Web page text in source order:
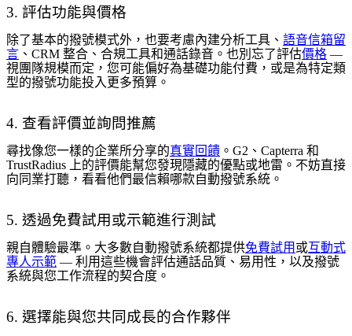
3. 評估功能與價格
除了基本的撥號模式外，也要考慮內建分析工具、 語音信箱留
言 、CRM 整合、合規工具和通話錄音。也別忘了評估價格 —
視團隊規模而定，您可能偏好為基礎功能付費，或是為特定類
型的撥號功能投入更多預算。
4. 查看評價並詢問推薦
尋找像您一樣的企業所分享的真實回饋 。G2、Capterra 和
TrustRadius 上的評價能幫您發現隱藏的優點或地雷。不妨直接
向同業打聽，看看他們最信賴哪款自動撥號系統。
5. 透過免費試用或示範進行測試
親自體驗最準。大多數自動撥號系統都提供免費試用 或互動式
專人示範 — 利用這些機會評估通話品質、易用性，以及撥號
系統與您工作流程的契合度。
6. 選擇能與您共同成長的合作夥伴